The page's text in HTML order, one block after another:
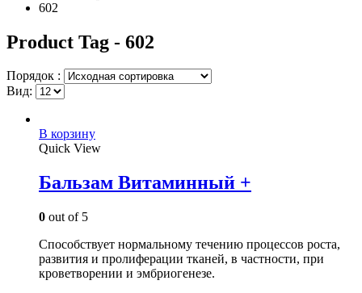
602
Product Tag - 602
Порядок :
Вид:
В корзину
Quick View
Бальзам Витаминный +
0 out of 5
Способствует нормальному течению процессов роста,
развития и пролиферации тканей, в частности, при
кроветворении и эмбриогенезе.